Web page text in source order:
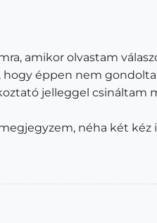
amikor olvastam
hogy éppen nem
jelleggel csináltam
néha két